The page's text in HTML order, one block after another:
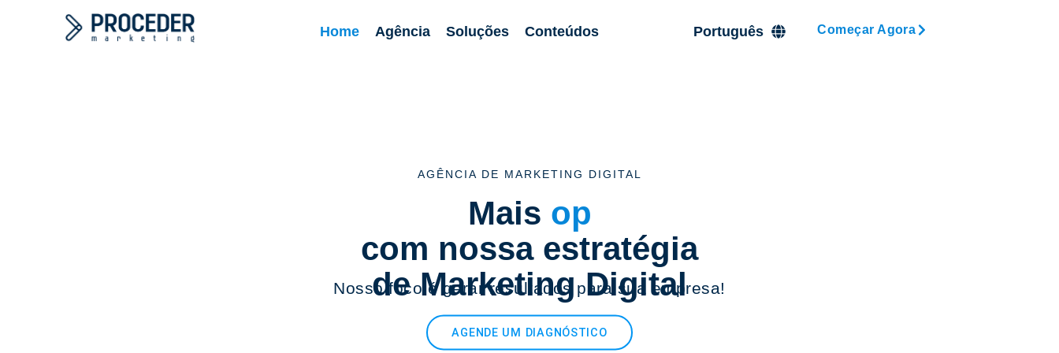
Home Agência Soluções Conteúdos Português Começar Agora
AGÊNCIA DE MARKETING DIGITAL
Maisoportuni
com nossa estratégia
de Marketing Digital
Nosso foco é gerar resultados para sua empresa!
AGENDE UM DIAGNÓSTICO